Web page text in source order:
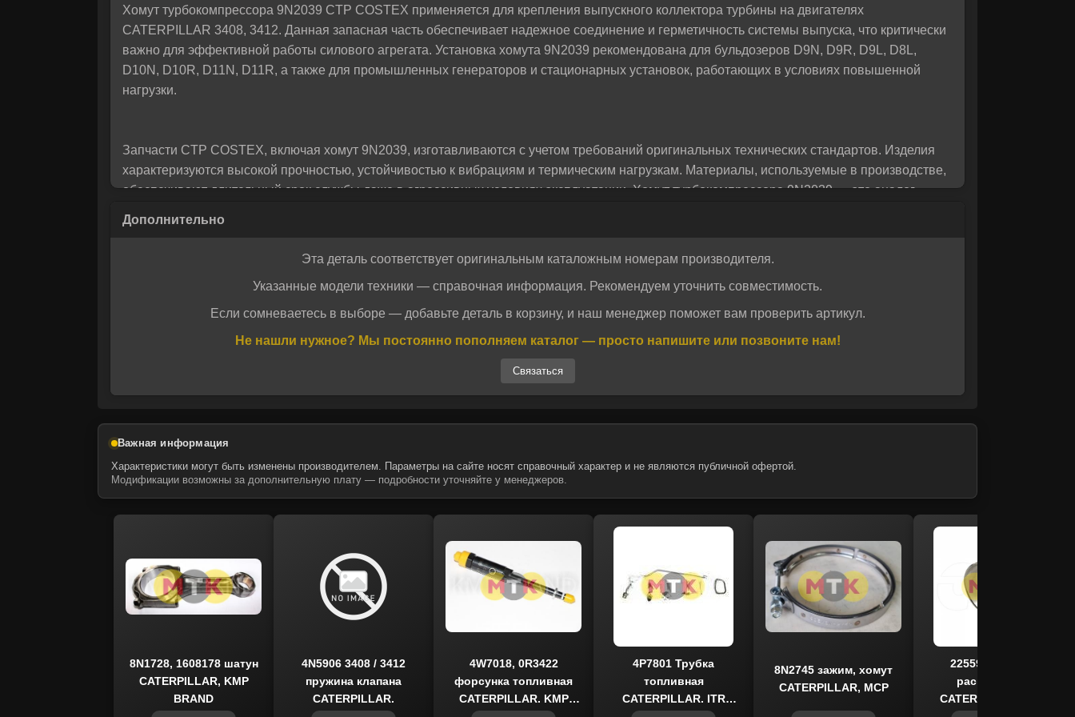
поможем разобраться и предложим лучшее решение для вас!
Отправить
Даю своё согласие на обработку персональных данных.Политика конфиденциальности
Хомут турбокомпрессора 9N2039 CTP COSTEX применяется для крепления выпускного коллектора турбины на двигателях
CATERPILLAR 3408, 3412. Данная запасная часть обеспечивает надежное соединение и герметичность системы выпуска, что критически
важно для эффективной работы силового агрегата. Установка хомута 9N2039 рекомендована для бульдозеров D9N, D9R, D9L, D8L,
D10N, D10R, D11N, D11R, а также для промышленных генераторов и стационарных установок, работающих в условиях повышенной
нагрузки.
Запчасти CTP COSTEX, включая хомут 9N2039, изготавливаются с учетом требований оригинальных технических стандартов. Изделия
характеризуются высокой прочностью, устойчивостью к вибрациям и термическим нагрузкам. Материалы, используемые в производстве,
обеспечивают длительный срок службы даже в агрессивных условиях эксплуатации. Хомут турбокомпрессора 9N2039 — это аналог
CTP COSTEX — один из ведущих производителей альтернативных запасных частей для спецтехники в США. Компания специализируется
на выпуске комплектующих, отвечающих международным стандартам качества. Запчасти MTK поставляются под брендом CTP COSTEX
и отличаются точностью изготовления, надежной упаковкой и подтверждённой совместимостью с техникой известных брендов.
официальные каналы поставок.
надежности для техники, эксплуатируемой в строительстве, горнодобывающей отрасли и коммунальном хозяйстве.
Эта деталь соответствует оригинальным каталожным номерам производителя.
Указанные модели техники — справочная информация. Рекомендуем уточнить совместимость.
Если сомневаетесь в выборе — добавьте деталь в корзину, и наш менеджер поможет вам проверить артикул.
Не нашли нужное? Мы постоянно пополняем каталог — просто напишите или позвоните нам!
Связаться
Важная информация
Характеристики могут быть изменены производителем. Параметры на сайте носят справочный характер и не являются публичной офертой.
Модификации возможны за дополнительную плату — подробности уточняйте у менеджеров.
8N1728, 1608178 шатун
CATERPILLAR, KMP
BRAND
4N5906 3408 / 3412
пружина клапана
CATERPILLAR,
4W7018, 0R3422
форсунка топливная
CATERPILLAR, KMP
4P7801 Трубка
топливная
CATERPILLAR, ITR
8N2745 зажим, хомут
CATERPILLAR, MCP
2255966 втулка
распредвала
CATERPILLAR, CTP